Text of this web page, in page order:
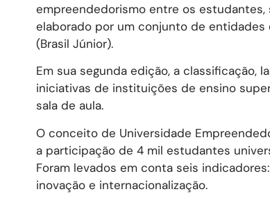
empreendedorismo entre os estudantes,
elaborado por um conjunto de entidades
(Brasil Júnior).
Em sua segunda edição, a classificação,
iniciativas de instituições de ensino
sala de aula.
O conceito de Universidade
a participação de 4 mil estudantes
Foram levados em conta seis
inovação e internacionalização.